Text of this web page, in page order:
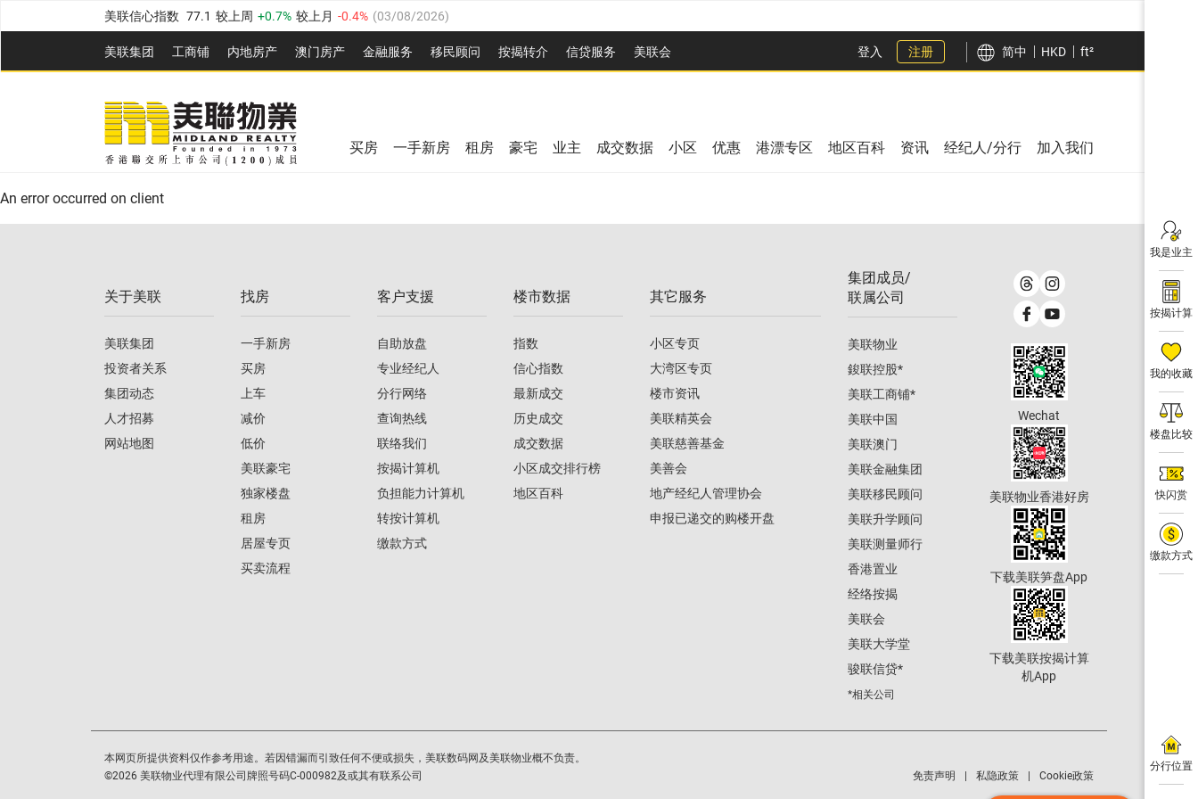
美联信心指数 77.1 较上周 0.7% 较上月 -0.4% (03/08/2026)
全港指数 149.1 较上周 0% 较上月 0.4% ( 03/08/2026
港岛指数 157.4 较上周 -0.3% 较上月 -0.8% (03/08/2026)
九龙指数 156.4 较上周 -0.1% 较上月
新界指数 134.8 较上周 0.1% 较上月 03/08/2026
美联信心指数 77.1 较上周 0.7% 较上月
美联集团 工商铺 内地房产 澳⻔房产 金融服务 移民顾问 按揭转介 信贷服务 美联会
全港指数 149.1 较上周 0% 较上月
美联信心指数 较上周 0.7% 03/08/2026
登入 注册 简中 HKD ft²
我是业主
按揭计算
我的收藏
楼盘比较
快闪赏
缴款方式
分行位置
买房 一手新房 租房 豪宅 业主 成交数据 小区 优惠 港漂专区 地区百科 资讯 经纪人/分行 加入我们
An error occurred on client
关于美联
美联集团
投资者关系
集团动态
人才招募
网站地图
找房
一手新房
买房
上车
减价
低价
美联豪宅
独家楼盘
租房
居屋专页
买卖流程
客户支援
自助放盘
专业经纪人
分行网络
查询热线
联络我们
按揭计算机
负担能力计算机
转按计算机
缴款方式
楼市数据
指数
信心指数
最新成交
历史成交
成交数据
小区成交排行榜
地区百科
其它服务
小区专页
大湾区专页
楼市资讯
美联精英会
美联慈善基金
美善会
地产经纪人管理协会
申报已递交的购楼开盘
集团成员/
联属公司
美联物业
鋑联控股*
美联工商铺*
美联中国
美联澳门
美联金融集团
美联移民顾问
美联升学顾问
美联测量师行
香港置业
经络按揭
美联会
美联大学堂
骏联信贷*
*相关公司
Wechat
美联物业香港好房
下载美联笋盘App
下载美联按揭计算
机App
本网页所提供资料仅作参考用途。若因错漏而引致任何不便或损失，美联数码网及美联物业概不负责。
©2026 美联物业代理有限公司牌照号码C-000982及或其有联系公司 免责声明 私隐政策 Cookie政策